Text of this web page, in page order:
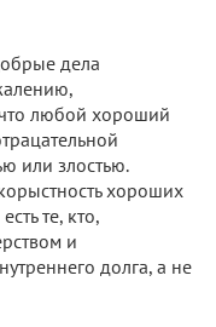
дела
что любой хороший
или злостью.
хороших
те, кто,
и
долга, а не